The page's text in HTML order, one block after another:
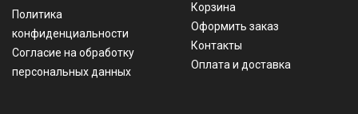
Политика
конфиденциальности
Согласие на обработку
персональных данных
Корзина
Оформить заказ
Контакты
Оплата и доставка